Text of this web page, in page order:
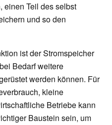
einen Teil des selbst
und so den
ist der Stromspeicher
Bedarf weitere
werden können. Für
kleine
Betriebe kann
Baustein sein, um